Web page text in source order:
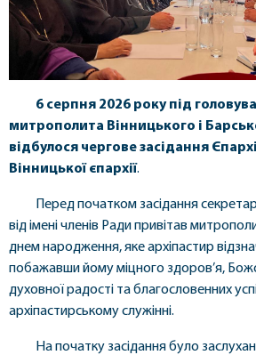
6 серпня 2026 року під
митрополита Вінницького і
відбулося чергове засідання
Вінницької єпархії.
Перед початком засідання
від імені членів Ради привітав
днем народження, яке архіпастир
побажавши йому міцного здоров’я,
духовної радості та благословенних
архіпастирському служінні.
На початку засідання було